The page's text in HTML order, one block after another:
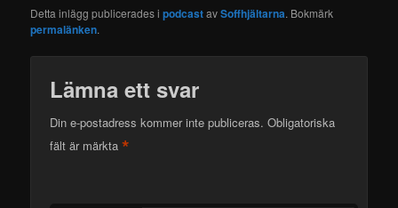
Detta inlägg publicerades ipodcastavSoffhjältarna. Bokmärk
permalänken.
Lämna ett svar
Din e-postadress kommer inte publiceras. Obligatoriska
fält är märkta*